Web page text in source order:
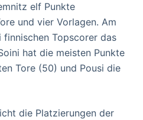
elf Punkte
und vier Vorlagen. Am
Topscorer das
hat die meisten Punkte
Tore (50) und Pousi die
die Platzierungen der